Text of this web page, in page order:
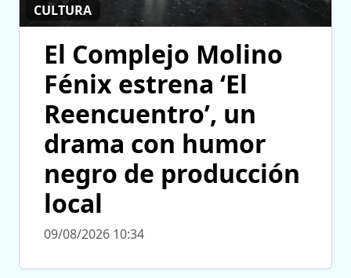
CULTURA
El Complejo Molino
Fénix estrena ‘El
Reencuentro’, un
drama con humor
negro de producción
local
09/08/2026 10:34